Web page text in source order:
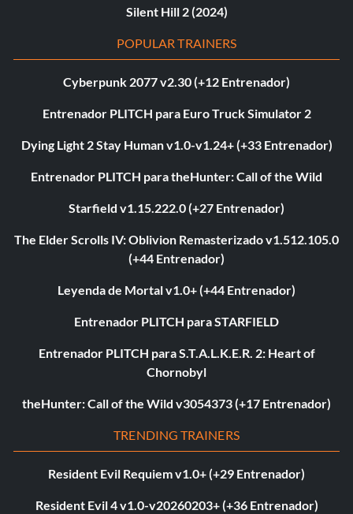
Silent Hill 2 (2024)
POPULAR TRAINERS
Cyberpunk 2077 v2.30 (+12 Entrenador)
Entrenador PLITCH para Euro Truck Simulator 2
Dying Light 2 Stay Human v1.0-v1.24+ (+33 Entrenador)
Entrenador PLITCH para theHunter: Call of the Wild
Starfield v1.15.222.0 (+27 Entrenador)
The Elder Scrolls IV: Oblivion Remasterizado v1.512.105.0
(+44 Entrenador)
Leyenda de Mortal v1.0+ (+44 Entrenador)
Entrenador PLITCH para STARFIELD
Entrenador PLITCH para S.T.A.L.K.E.R. 2: Heart of
Chornobyl
theHunter: Call of the Wild v3054373 (+17 Entrenador)
TRENDING TRAINERS
Resident Evil Requiem v1.0+ (+29 Entrenador)
Resident Evil 4 v1.0-v20260203+ (+36 Entrenador)